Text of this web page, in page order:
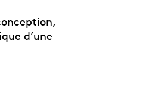
d’une